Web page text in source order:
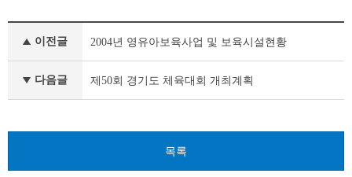
회
정
다
이전글 2004년 영유아보육사업 및 보육시설현황
다음글 제50회 경기도 체육대회 개최계획
목록